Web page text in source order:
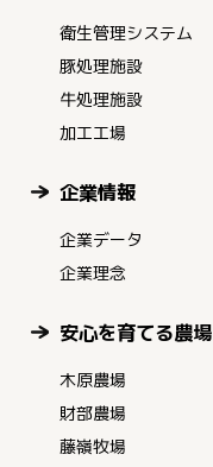
衛生管理システム
豚処理施設
牛処理施設
加工工場
企業情報
企業データ
企業理念
安心を育てる農場
木原農場
財部農場
藤嶺牧場